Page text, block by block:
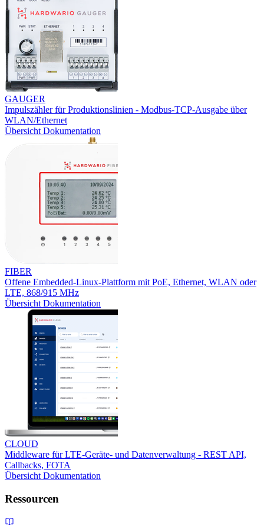
GAUGER
Impulszähler für Produktionslinien - Modbus-TCP-Ausgabe über
WLAN/Ethernet
Übersicht Dokumentation
FIBER
Offene Embedded-Linux-Plattform mit PoE, Ethernet, WLAN oder
LTE, 868/915 MHz
Übersicht Dokumentation
CLOUD
Middleware für LTE-Geräte- und Datenverwaltung - REST API,
Callbacks, FOTA
Übersicht Dokumentation
Ressourcen